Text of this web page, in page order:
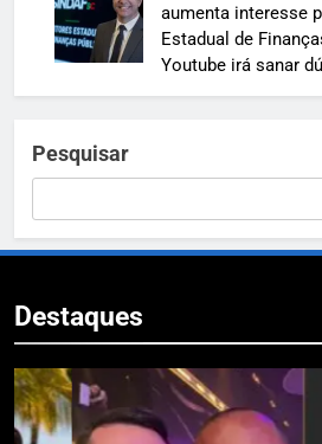
aumenta interesse
Estadual de
Youtube irá sanar
Pesquisar
Destaques